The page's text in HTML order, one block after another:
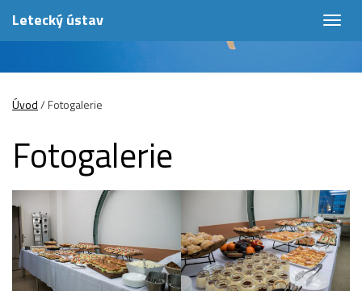
Letecký ústav
Úvod/Fotogalerie
Fotogalerie